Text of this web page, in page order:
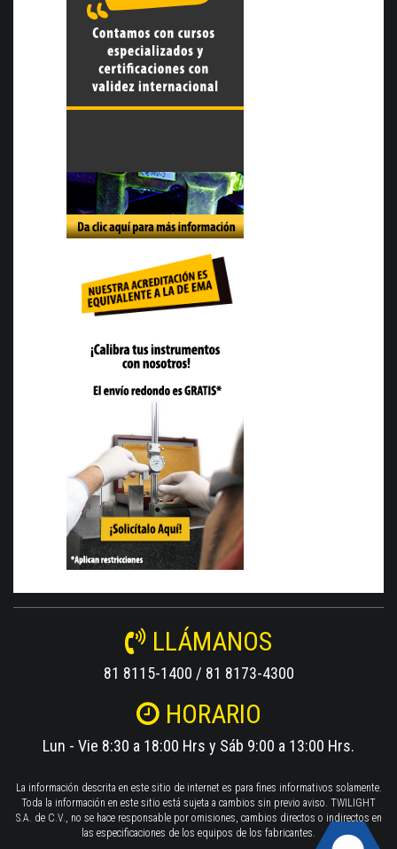
LLÁMANOS
81 8115-1400 / 81 8173-4300
HORARIO
Lun - Vie 8:30 a 18:00 Hrs y Sáb 9:00 a 13:00 Hrs.
La información descrita en este sitio de internet es para fines informativos solamente.
Toda la información en este sitio está sujeta a cambios sin previo aviso. TWILIGHT
S.A. de C.V., no se hace responsable por omisiones, cambios directos o indirectos en
las especificaciones de los equipos de los fabricantes.